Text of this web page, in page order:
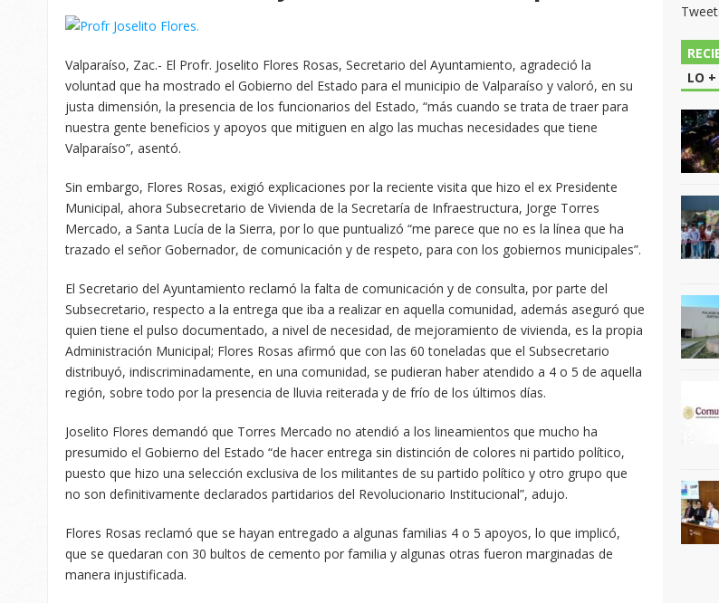
Valparaíso, Zac.- El Profr. Joselito Flores Rosas, Secretario del Ayuntamiento, agradeció la
voluntad que ha mostrado el Gobierno del Estado para el municipio de Valparaíso y valoró, en su
justa dimensión, la presencia de los funcionarios del Estado, “más cuando se trata de traer para
nuestra gente beneficios y apoyos que mitiguen en algo las muchas necesidades que tiene
Valparaíso”, asentó.
Sin embargo, Flores Rosas, exigió explicaciones por la reciente visita que hizo el ex Presidente
Municipal, ahora Subsecretario de Vivienda de la Secretaría de Infraestructura, Jorge Torres
Mercado, a Santa Lucía de la Sierra, por lo que puntualizó “me parece que no es la línea que ha
trazado el señor Gobernador, de comunicación y de respeto, para con los gobiernos municipales”.
El Secretario del Ayuntamiento reclamó la falta de comunicación y de consulta, por parte del
Subsecretario, respecto a la entrega que iba a realizar en aquella comunidad, además aseguró que
quien tiene el pulso documentado, a nivel de necesidad, de mejoramiento de vivienda, es la propia
Administración Municipal; Flores Rosas afirmó que con las 60 toneladas que el Subsecretario
distribuyó, indiscriminadamente, en una comunidad, se pudieran haber atendido a 4 o 5 de aquella
región, sobre todo por la presencia de lluvia reiterada y de frío de los últimos días.
Joselito Flores demandó que Torres Mercado no atendió a los lineamientos que mucho ha
presumido el Gobierno del Estado “de hacer entrega sin distinción de colores ni partido político,
puesto que hizo una selección exclusiva de los militantes de su partido político y otro grupo que
no son definitivamente declarados partidarios del Revolucionario Institucional”, adujo.
Flores Rosas reclamó que se hayan entregado a algunas familias 4 o 5 apoyos, lo que implicó,
que se quedaran con 30 bultos de cemento por familia y algunas otras fueron marginadas de
manera injustificada.
LO